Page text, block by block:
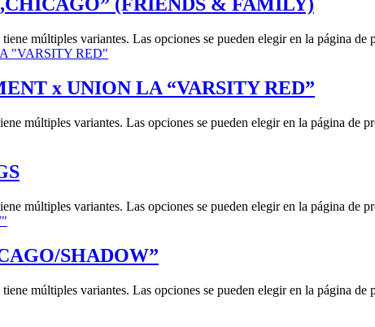
(FRIENDS & FAMILY)
múltiples variantes. Las opciones se pueden elegir en la página de
x UNION LA “VARSITY RED”
múltiples variantes. Las opciones se pueden elegir en la página de
múltiples variantes. Las opciones se pueden elegir en la página de
SHADOW”
múltiples variantes. Las opciones se pueden elegir en la página de